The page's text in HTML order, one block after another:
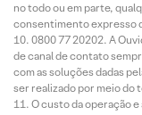
no todo ou em parte,
consentimento expresso
0800 77 20202. A
de canal de contato
com as soluções dadas
ser realizado por meio do
O custo da operação